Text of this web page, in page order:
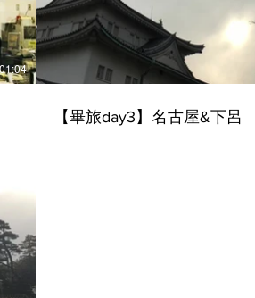
01:04
【畢旅day3】名古屋&下呂